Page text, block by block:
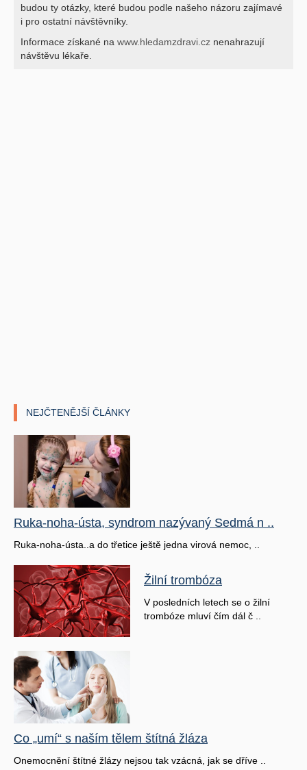
budou ty otázky, které budou podle našeho názoru zajímavé
i pro ostatní návštěvníky.
Informace získané na www.hledamzdravi.cz nenahrazují
návštěvu lékaře.
NEJČTENĚJŠÍ ČLÁNKY
Ruka-noha-ústa, syndrom nazývaný Sedmá n ..
Ruka-noha-ústa..a do třetice ještě jedna virová nemoc, ..
Žilní trombóza
V posledních letech se o žilní
trombóze mluví čím dál č ..
Co „umí“ s naším tělem štítná žláza
Onemocnění štítné žlázy nejsou tak vzácná, jak se dříve ..